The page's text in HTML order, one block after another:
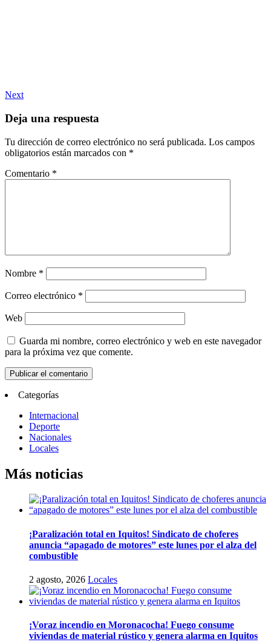
Next
Deja una respuesta
Tu dirección de correo electrónico no será publicada. Los campos
obligatorios están marcados con *
Comentario *
Nombre *
Correo electrónico *
Web
Guarda mi nombre, correo electrónico y web en este navegador
para la próxima vez que comente.
Categorías
Internacional
Deporte
Nacionales
Locales
Más noticias
¡Paralización total en Iquitos! Sindicato de choferes
anuncia “apagado de motores” este lunes por el alza del
combustible
2 agosto, 2026 Locales
¡Voraz incendio en Moronacocha! Fuego consume
viviendas de material rústico y genera alarma en Iquitos